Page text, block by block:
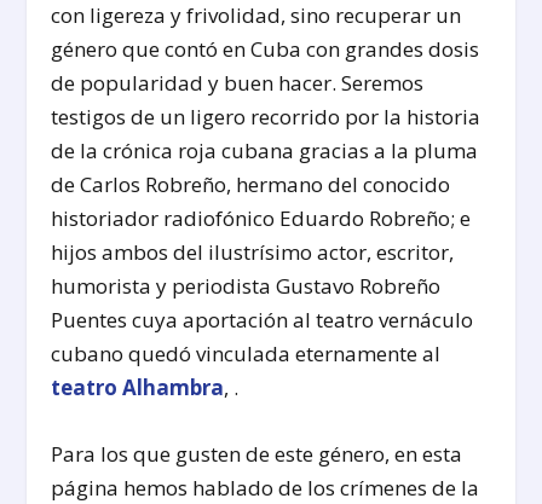
con ligereza y frivolidad, sino recuperar un
género que contó en Cuba con grandes dosis
de popularidad y buen hacer. Seremos
testigos de un ligero recorrido por la historia
de la crónica roja cubana gracias a la pluma
de Carlos Robreño, hermano del conocido
historiador radiofónico Eduardo Robreño; e
hijos ambos del ilustrísimo actor, escritor,
humorista y periodista Gustavo Robreño
Puentes cuya aportación al teatro vernáculo
cubano quedó vinculada eternamente al
teatro Alhambra, .
Para los que gusten de este género, en esta
página hemos hablado de los crímenes de la